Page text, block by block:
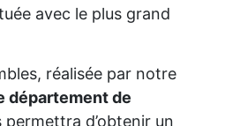
avec le plus grand
réalisée par notre
département de
permettra d’obtenir un